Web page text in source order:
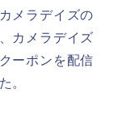
メラデイズの
カメラデイズ
ーポンを配信
。